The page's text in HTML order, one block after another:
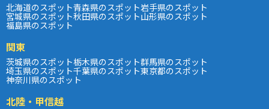
北海道のスポット青森県のスポット岩手県のスポット
宮城県のスポット秋田県のスポット山形県のスポット
福島県のスポット
関東
茨城県のスポット栃木県のスポット群馬県のスポット
埼玉県のスポット千葉県のスポット東京都のスポット
神奈川県のスポット
北陸・甲信越